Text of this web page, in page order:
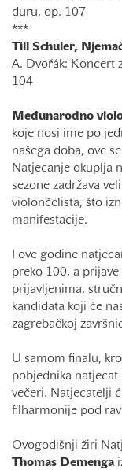
duru, op. 107
***
Till Schuler,
A. Dvořák: Koncert
104
Međunarodno
koje nosi ime po
našega doba, ove
Natjecanje okuplja
sezone zadržava
violončelista, što
manifestacije.
I ove godine
preko 100, a
prijavljenima,
kandidata koji će
zagrebačkoj
U samom finalu,
pobjednika natjecat
večeri. Natjecatelji
filharmonije pod
Ovogodišnji žiri
Thomas Demenga